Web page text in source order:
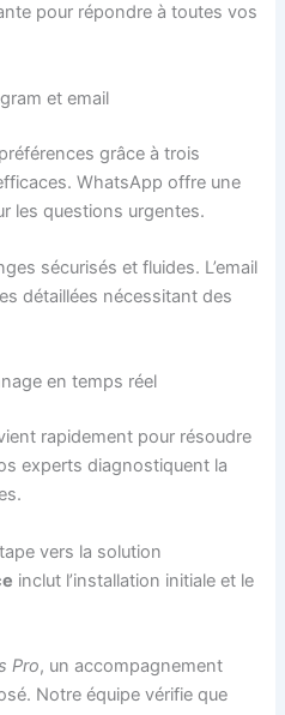
pour répondre à toutes vos
et email
grâce à trois
WhatsApp offre une
les questions urgentes.
sécurisés et fluides. L’email
détaillées nécessitant des
en temps réel
rapidement pour résoudre
experts diagnostiquent la
vers la solution
inclut l’installation initiale et le
Pro, un accompagnement
Notre équipe vérifie que